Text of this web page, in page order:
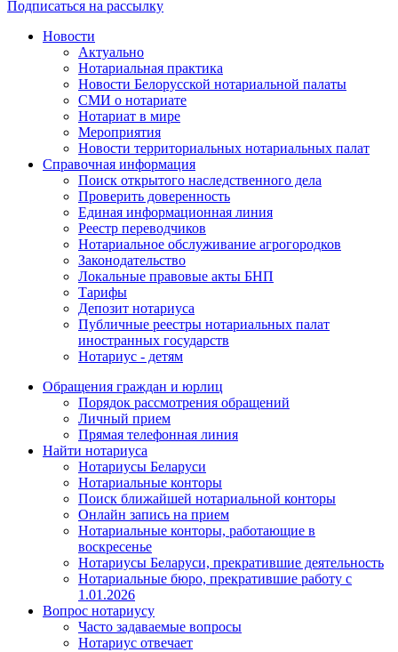
Подписаться на рассылку
Новости
Актуально
Нотариальная практика
Новости Белорусской нотариальной палаты
СМИ о нотариате
Нотариат в мире
Мероприятия
Новости территориальных нотариальных палат
Справочная информация
Поиск открытого наследственного дела
Проверить доверенность
Единая информационная линия
Реестр переводчиков
Нотариальное обслуживание агрогородков
Законодательство
Локальные правовые акты БНП
Тарифы
Депозит нотариуса
Публичные реестры нотариальных палат
иностранных государств
Нотариус - детям
Обращения граждан и юрлиц
Порядок рассмотрения обращений
Личный прием
Прямая телефонная линия
Найти нотариуса
Нотариусы Беларуси
Нотариальные конторы
Поиск ближайшей нотариальной конторы
Онлайн запись на прием
Нотариальные конторы, работающие в
воскресенье
Нотариусы Беларуси, прекратившие деятельность
Нотариальные бюро, прекратившие работу с
1.01.2026
Вопрос нотариусу
Часто задаваемые вопросы
Нотариус отвечает